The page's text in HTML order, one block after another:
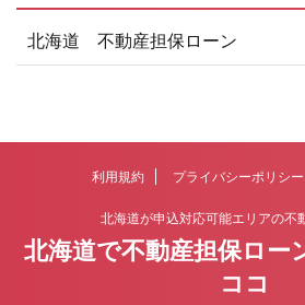
北海道 不動産担保ローン
利用規約 プライバシーポリシー
北海道が申込対応可能エリアの不
北海道で不動産担保ロー
ココ